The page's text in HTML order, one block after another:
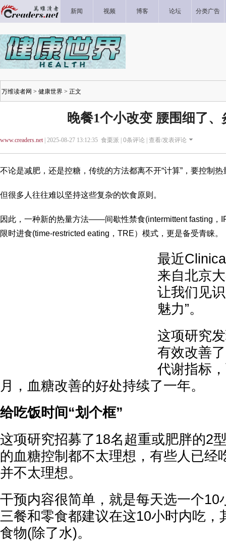
新闻 视频 博客 论坛 分类广告
万维读者网 > 健康世界 > 正文
晚餐1个小改变 腰围细了、
www.creaders.net| 2025-08-27 13:12:35 食栗派 | 0条评论 | 查看/发表评论
不论是减肥，还是控糖，传统的方法都离不开“计算”，要控制
但很多人往往难以坚持这些复杂的饮食原则。
因此，一种新的热量方法——间歇性禁食(intermittent fasting，
限时进食(time-restricted eating，TRE）模式，更是备受青睐。
最近
来自北京
让我们见
魅力”。
这项研究
有效改善
代谢指标
月，血糖改善的好处持续了一年。
给吃饭时间“划个框”
这项研究招募了18名超重或肥胖的2
的血糖控制都不太理想，有些人已经
并不太理想。
干预内容很简单，就是每天选一个10
三餐和零食都建议在这10小时内吃，
食物(除了水)。